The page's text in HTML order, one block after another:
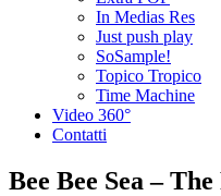
In Medias Res
Just push play
SoSample!
Topico Tropico
Time Machine
Video 360°
Contatti
Bee Bee Sea –